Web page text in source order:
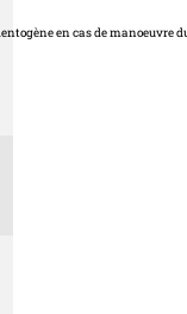
en cas de manoeuvre